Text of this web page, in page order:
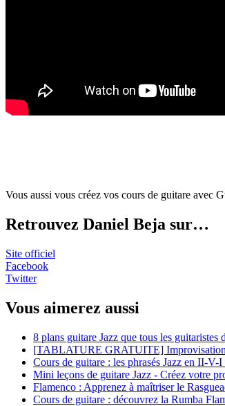
Vous aussi vous créez vos cours de guitare avec
Retrouvez Daniel Beja sur…
Site officiel
Facebook
Twitter
Vous aimerez aussi
8 plans guitare Jazz que tous les guitaristes
[TABLATURE GRATUITE] Improvisation
Cours de guitare : les phrasés Jazz en II-V-
Mini leçons de guitare Jazz - Créez votre
Flamenco : Apprenez à maîtriser le
Cours de guitare : découvrez la Rumba